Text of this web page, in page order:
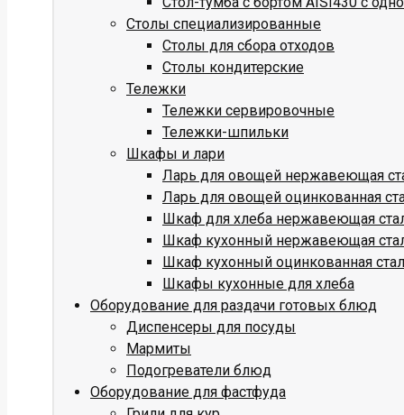
Столы специализированные
Столы для сбора отходов
Столы кондитерские
Тележки
Тележки сервировочные
Тележки-шпильки
Шкафы и лари
Ларь для овощей нержавеющая
Ларь для овощей оцинкованная
Шкаф для хлеба нержавеющая
Шкаф кухонный нержавеющая
Шкаф кухонный оцинкованная
Шкафы кухонные для хлеба
Оборудование для раздачи готовых блюд
Диспенсеры для посуды
Мармиты
Подогреватели блюд
Оборудование для фастфуда